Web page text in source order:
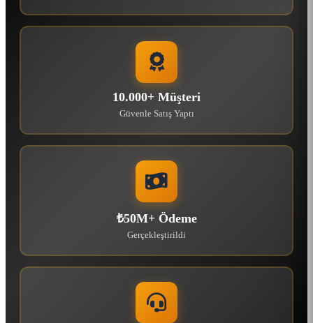
10.000+ Müşteri
Güvenle Satış Yaptı
₺50M+ Ödeme
Gerçekleştirildi